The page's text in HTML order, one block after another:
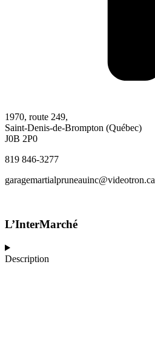
1970, route 249,
Saint-Denis-de-Brompton (Québec)
J0B 2P0
819 846-3277
garagemartialpruneauinc@videotron.ca
L’InterMarché
Description